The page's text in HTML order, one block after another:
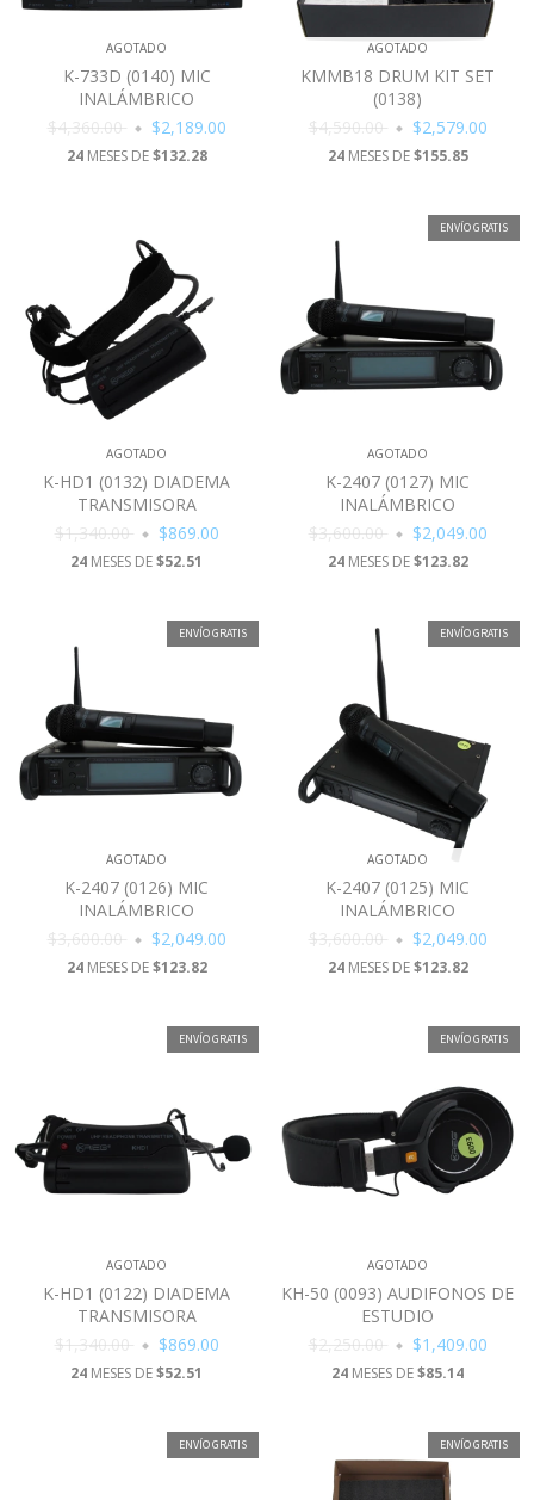
AGOTADO
K-733D (0140) MIC
INALÁMBRICO
$4,360.00
$2,189.00
24MESES DE$132.28
AGOTADO
KMMB18 DRUM KIT SET
(0138)
$4,590.00
$2,579.00
24MESES DE$155.85
AGOTADO
K-HD1 (0132) DIADEMA
TRANSMISORA
$1,340.00
$869.00
24 MESES DE$52.51
ENVÍO GRATIS
AGOTADO
K-2407 (0127) MIC
INALÁMBRICO
$3,600.00
$2,049.00
24MESES DE$123.82
ENVÍO GRATIS
AGOTADO
K-2407 (0126) MIC
INALÁMBRICO
$3,600.00
$2,049.00
24MESES DE$123.82
ENVÍO GRATIS
AGOTADO
K-2407 (0125) MIC
INALÁMBRICO
$3,600.00
$2,049.00
24MESES DE$123.82
ENVÍO GRATIS
AGOTADO
K-HD1 (0122) DIADEMA
TRANSMISORA
$1,340.00
$869.00
24 MESES DE$52.51
ENVÍO GRATIS
AGOTADO
KH-50 (0093) AUDIFONOS DE
ESTUDIO
$2,250.00
$1,409.00
24 MESES DE$85.14
ENVÍO GRATIS ENVÍO GRATIS